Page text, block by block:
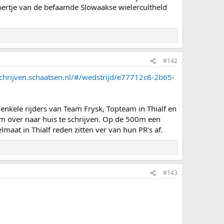
van de befaamde Slowaakse wielercultheld
#142
#/wedstrijd/e77712c8-2b65-
rijders van Team Frysk, Topteam in Thialf en
over naar huis te schrijven. Op de 500m een
in Thialf reden zitten ver van hun PR's af.
#143